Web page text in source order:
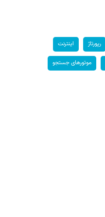
رپورتاژ اینترنت
موتورهای جستجو